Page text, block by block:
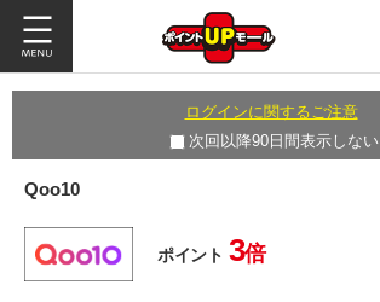
ログインに関するご注意
次回以降90日間表示しない
Qoo10
ポイント 3倍